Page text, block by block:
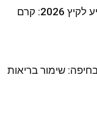
מותג הטיפוח Kiehl’s מציע לקיץ 2026: קרם
שימור בריאות